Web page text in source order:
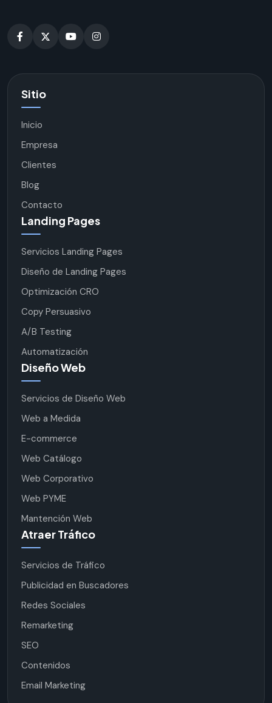
Sitio
Inicio
Empresa
Clientes
Blog
Contacto
Landing Pages
Servicios Landing Pages
Diseño de Landing Pages
Optimización CRO
Copy Persuasivo
A/B Testing
Automatización
Diseño Web
Servicios de Diseño Web
Web a Medida
E-commerce
Web Catálogo
Web Corporativo
Web PYME
Mantención Web
Atraer Tráfico
Servicios de Tráfico
Publicidad en Buscadores
Redes Sociales
Remarketing
SEO
Contenidos
Email Marketing